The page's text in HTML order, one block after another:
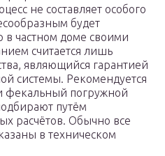
не составляет особого
будет
в частном доме своими
считается лишь
являющийся гарантией
системы. Рекомендуется
фекальный погружной
путём
расчётов. Обычно все
в техническом